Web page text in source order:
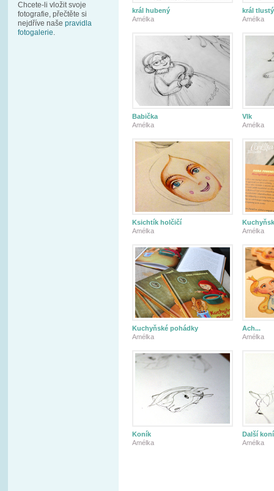
Chcete-li vložit svoje
fotografie, přečtěte si
nejdříve naše pravidla
fotogalerie.
král hubený
Amélka
král tlustý
Amélka
Babička
Amélka
Vlk
Amélka
Ksichtík holčičí
Amélka
Amélka
Kuchyňské pohádky
Amélka
Ach...
Amélka
Koník
Amélka
Další
Amélka